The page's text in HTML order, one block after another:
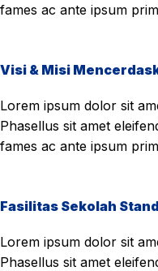
fames ac ante ipsum
Visi & Misi
Lorem ipsum dolor sit
Phasellus sit amet
fames ac ante ipsum
Fasilitas Sekolah
Lorem ipsum dolor sit
Phasellus sit amet